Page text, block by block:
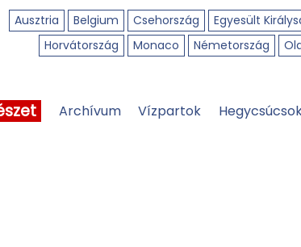
Ausztria Belgium Csehország Egyesült
Horvátország
Monaco Németország
Archívum Vízpartok